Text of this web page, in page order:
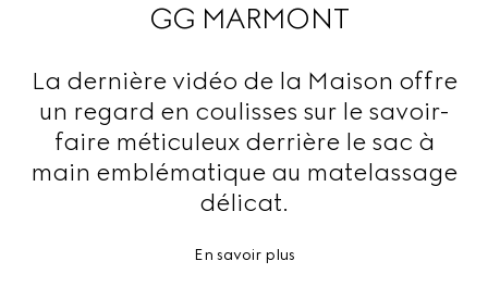
GG MARMONT
La dernière vidéo de la Maison offre
un regard en coulisses sur le savoir-
faire méticuleux derrière le sac à
main emblématique au matelassage
délicat.
En savoir plus